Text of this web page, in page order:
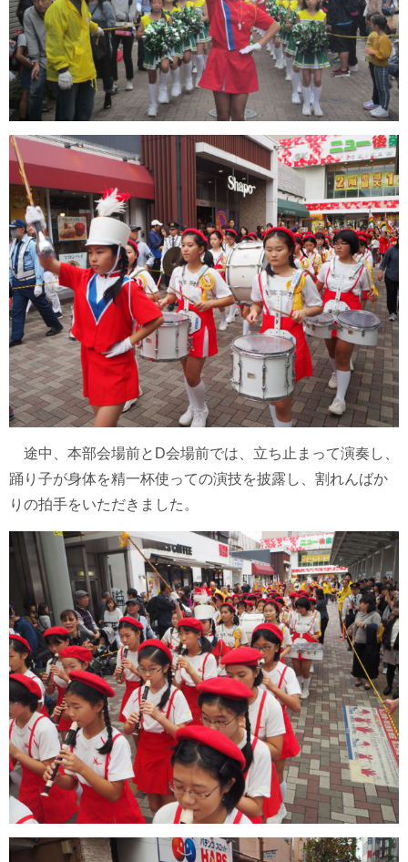
途中、本部会場前とD会場前では、立ち止まって演奏し、
踊り子が身体を精一杯使っての演技を披露し、割れんばか
りの拍手をいただきました。